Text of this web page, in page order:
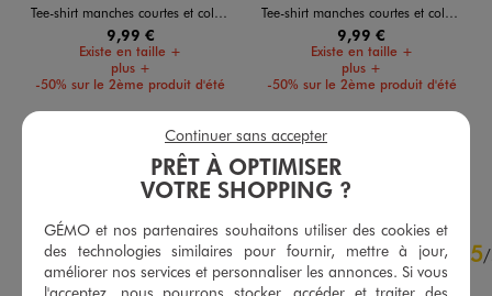
Tee-shirt manches courtes et col rond homme
9,99 €
Existe en taille +
plus +
-50% sur le 2ème produit d'été
AJOUTERAU PANIER
Tee-shirt manches courtes et col rond homme
9,99 €
Existe en taille +
plus +
-50% sur le 2ème produit d'été
AJOUTER
4.8/5 5/
Avis vérifié et récompensé
PRÊT À OPTIMISER
VOTRE SHOPPING ?
GÉMO et nos partenaires souhaitons utiliser des cookies et
des technologies similaires pour fournir, mettre à jour,
améliorer nos services et personnaliser les annonces. Si vous
Continuer sans accepter